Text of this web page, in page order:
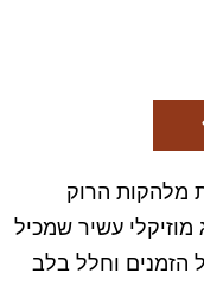
מלהקות הרוק
מוזיקלי עשיר שמכיל
הזמנים וחלל בלב